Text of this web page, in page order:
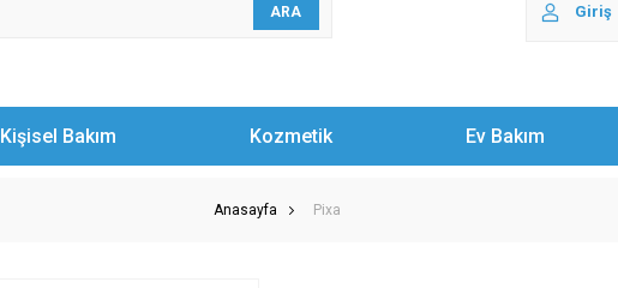
ARA Giriş
Kişisel Bakım Kozmetik Ev Bakım
Anasayfa Pixa